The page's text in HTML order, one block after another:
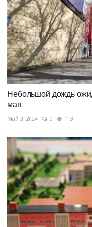
Небольшой дождь
мая
Май 3, 2024 0 113